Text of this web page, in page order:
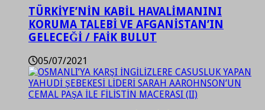
TÜRKİYE’NİN KABİL HAVALİMANINI
KORUMA TALEBİ VE AFGANİSTAN’IN
GELECEĞİ / FAİK BULUT
05/07/2021